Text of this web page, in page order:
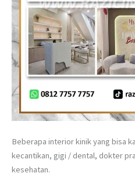
Beberapa interior kinik yang bisa
kecantikan, gigi / dental, dokter
kesehatan.